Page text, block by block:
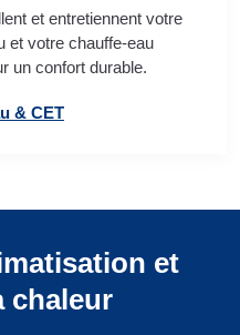
et entretiennent votre
et votre chauffe-eau
un confort durable.
& CET
et
chaleur